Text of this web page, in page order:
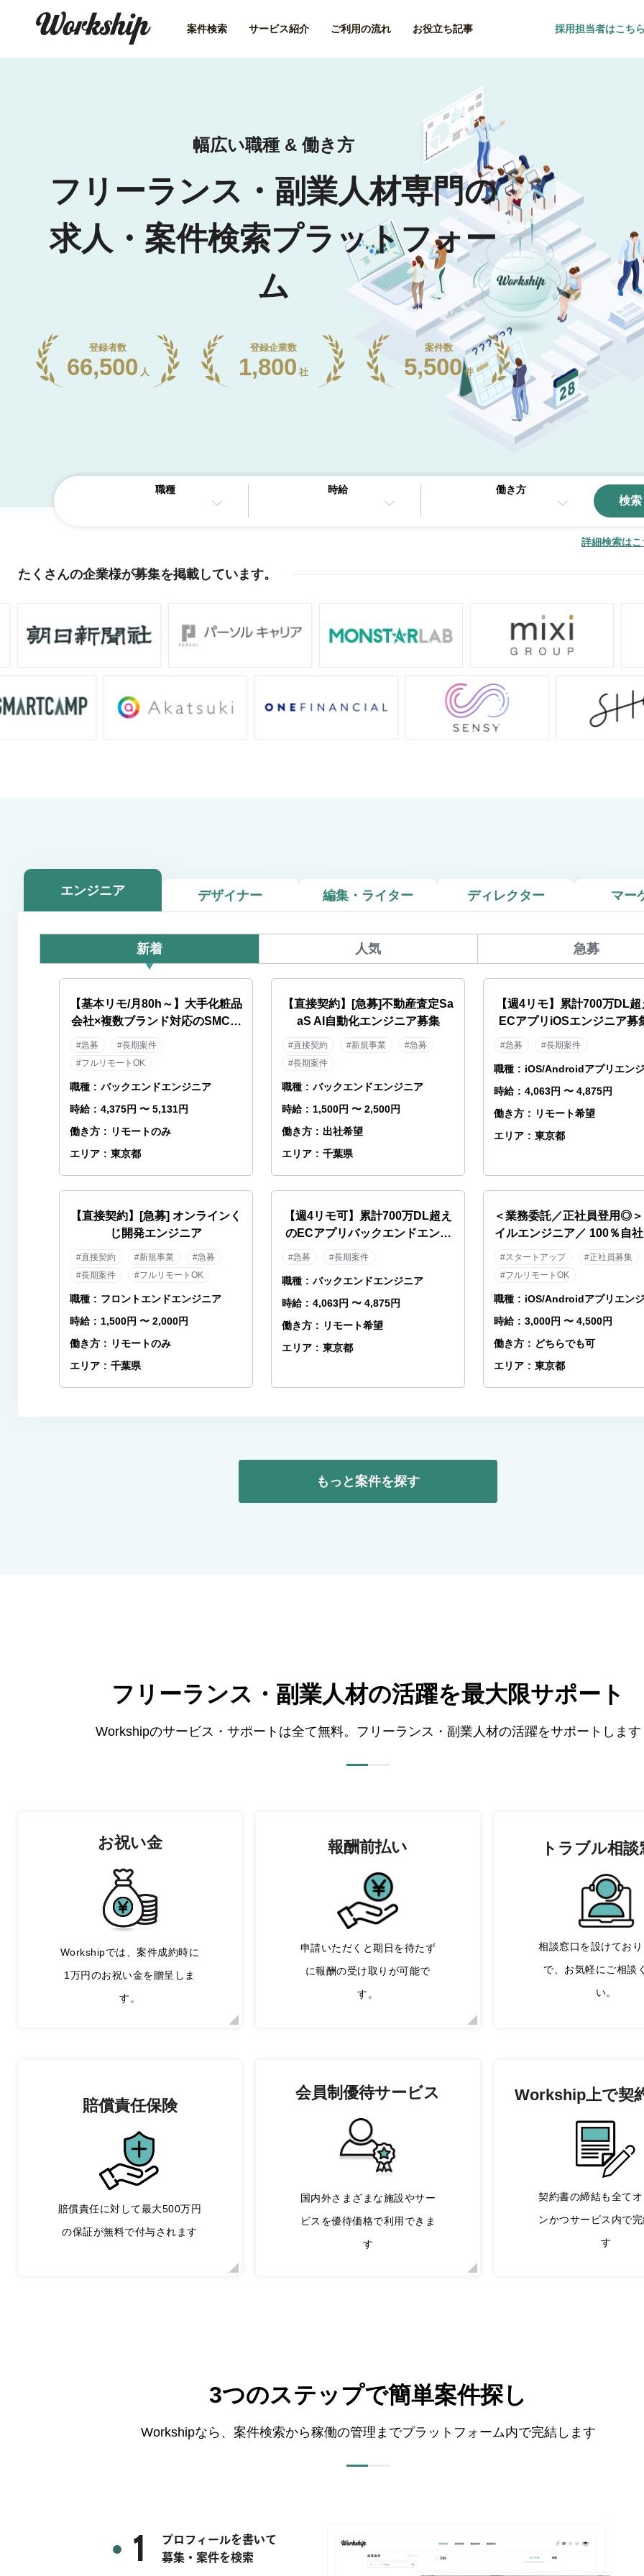
案件検索 サービス紹介 ご利用の流れ お役立ち記事 採用担当者はこち
幅広い職種 & 働き方
フリーランス・副業人材専門の
求人・案件検索プラットフォー
ム
登録者数
66,500 人
登録企業数
1,800 社
案件数
5,500 件
職種 時給 働き方
検索
詳細検索は
たくさんの企業様が募集を掲載しています。
エンジニア デザイナー 編集・ライター ディレクター マー
新着 人気 急募
【基本リモ/月80h～】大手化粧品
会社×複数ブランド対応のSMCエ
ンジニア
#急募
#長期案件
#フルリモートOK
職種 : バックエンドエンジニア
時給 : 4,375円 〜 5,131円
働き方 : リモートのみ
エリア : 東京都
【直接契約】[急募]不動産査定Sa
aS AI自動化エンジニア募集
#直接契約 #新規事業
#急募
#長期案件
職種 : バックエンドエンジニア
時給 : 1,500円 〜 2,500円
働き方 : 出社希望
エリア : 千葉県
【週4リモ】累計700万DL
ECアプリiOSエンジニア募
#急募 #長期案件
職種 : iOS/Androidアプリエン
時給 : 4,063円 〜 4,875円
働き方 : リモート希望
エリア : 東京都
【直接契約】[急募] オンラインく
じ開発エンジニア
#直接契約 #新規事業
#急募
#長期案件
#フルリモートOK
職種 : フロントエンドエンジニア
時給 : 1,500円 〜 2,000円
働き方 : リモートのみ
エリア : 千葉県
【週4リモ可】累計700万DL超え
のECアプリバックエンドエンジ
ニア募集！
#急募 #長期案件
職種 : バックエンドエンジニア
時給 : 4,063円 〜 4,875円
働き方 : リモート希望
エリア : 東京都
＜業務委託／正社員登用◎
イルエンジニア／ 100％自
◆スポーツ×AI◆野球テック
#スタートアップ
#正社員募集
#フルリモートOK
職種 : iOS/Androidアプリエン
時給 : 3,000円 〜 4,500円
働き方 : どちらでも可
エリア : 東京都
もっと案件を探す
フリーランス・副業人材の活躍を最大限サポート
Workshipのサービス・サポートは全て無料。フリーランス・副業人材の活躍をサポートします
お祝い金
Workshipでは、案件成約時に
1万円のお祝い金を贈呈しま
す。
報酬前払い
申請いただくと期日を待たず
に報酬の受け取りが可能で
す。
トラブル相談
相談窓口を設けてお
で、お気軽にご相談
い。
賠償責任保険
賠償責任に対して最大500万円
の保証が無料で付与されます
会員制優待サービス
国内外さまざまな施設やサー
ビスを優待価格で利用できま
す
Workship上で契
契約書の締結も全て
ンかつサービス内で
す
3つのステップで簡単案件探し
Workshipなら、案件検索から稼働の管理までプラットフォーム内で完結します
1